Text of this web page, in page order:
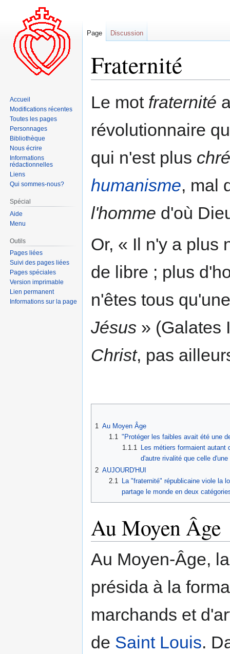
Fraternité
à
navigation
à
recherche
Le mot fraternité
révolutionnaire
qui n'est plus
humanisme, mal
l'homme d'où
Or, « Il n'y a plus
de libre ; plus
n'êtes tous
Jésus » (Galates
Christ, pas
1 Au Moyen Âge
1.1 "Protéger les faibles avait été une
1.1.1 Les métiers formaient autant
d'autre rivalité que celle
2 AUJOURD'HUI
2.1
La "fraternité" républicaine viole la
partage le monde en deux
Au Moyen Âge
Au Moyen-Âge,
présida à la
marchands et
de Saint Louis.
Page Discussion
Accueil
Modifications récentes
Toutes les pages
Personnages
Bibliothèque
Nous écrire
Informations
rédactionnelles
Liens
Qui sommes-nous?
Spécial
Aide
Menu
Outils
Pages liées
Suivi des pages liées
Pages spéciales
Version imprimable
Lien permanent
Informations sur la page